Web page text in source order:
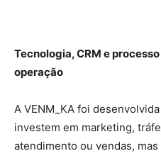
Tecnologia, CRM e
operação
A VENM_KA foi
investem em marketing,
atendimento ou vendas,